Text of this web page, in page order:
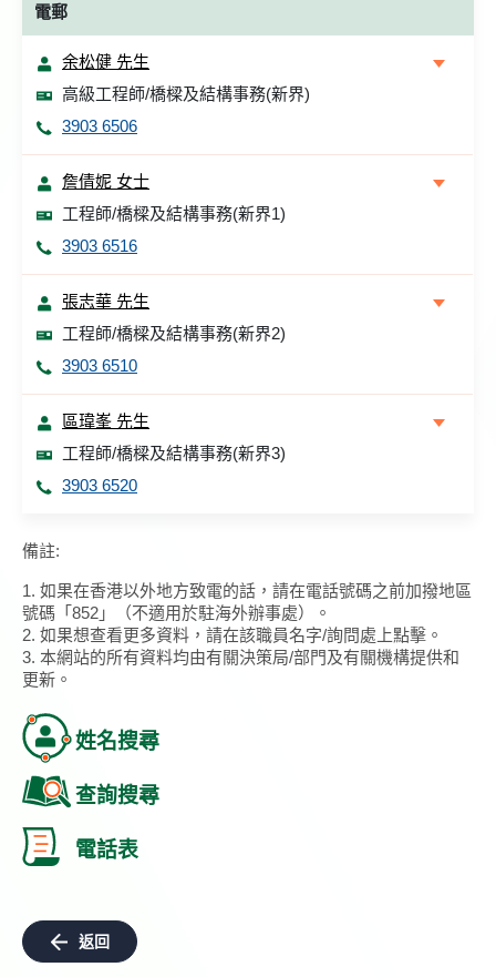
電郵
余松健 先生
高級工程師/橋樑及結構事務(新界)
3903 6506
詹倩妮 女士
工程師/橋樑及結構事務(新界1)
3903 6516
張志華 先生
工程師/橋樑及結構事務(新界2)
3903 6510
區瑋峯 先生
工程師/橋樑及結構事務(新界3)
3903 6520
備註:
1. 如果在香港以外地方致電的話，請在電話號碼之前加撥地區
號碼「852」（不適用於駐海外辦事處）。
2. 如果想查看更多資料，請在該職員名字/詢問處上點擊。
3. 本網站的所有資料均由有關決策局/部門及有關機構提供和
更新。
姓名搜尋
查詢搜尋
電話表
返回